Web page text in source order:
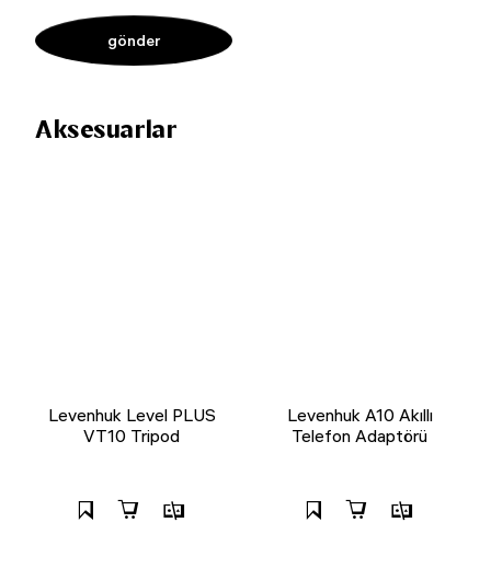
Aksesuarlar
Levenhuk Level PLUS
VT10 Tripod
Levenhuk A10 Akıllı
Telefon Adaptörü